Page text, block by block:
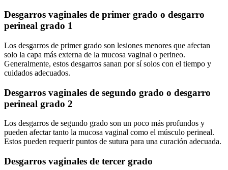
Desgarros vaginales de primer grado o desgarro
perineal grado 1
Los desgarros de primer grado son lesiones menores que afectan
solo la capa más externa de la mucosa vaginal o perineo.
Generalmente, estos desgarros sanan por sí solos con el tiempo y
cuidados adecuados.
Desgarros vaginales de segundo grado o desgarro
perineal grado 2
Los desgarros de segundo grado son un poco más profundos y
pueden afectar tanto la mucosa vaginal como el músculo perineal.
Estos pueden requerir puntos de sutura para una curación adecuada.
Desgarros vaginales de tercer grado